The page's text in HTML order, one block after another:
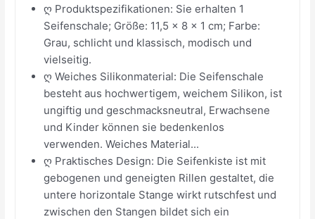
ღ Produktspezifikationen: Sie erhalten 1
Seifenschale; Größe: 11,5 × 8 × 1 cm; Farbe:
Grau, schlicht und klassisch, modisch und
vielseitig.
ღ Weiches Silikonmaterial: Die Seifenschale
besteht aus hochwertigem, weichem Silikon, ist
ungiftig und geschmacksneutral, Erwachsene
und Kinder können sie bedenkenlos
verwenden. Weiches Material...
ღ Praktisches Design: Die Seifenkiste ist mit
gebogenen und geneigten Rillen gestaltet, die
untere horizontale Stange wirkt rutschfest und
zwischen den Stangen bildet sich ein